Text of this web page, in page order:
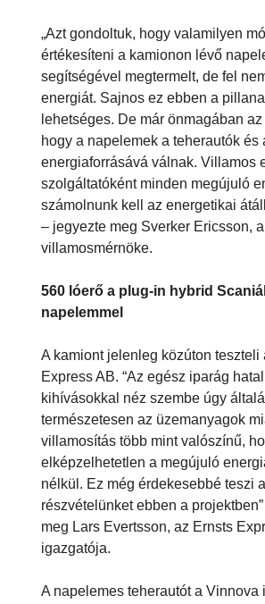
„Azt gondoltuk, hogy valamilyen
értékesíteni a kamionon lévő
segítségével megtermelt, de fel
energiát. Sajnos ez ebben a
lehetséges. De már önmagában
hogy a napelemek a teherautók és
energiaforrásává válnak. Villamos
szolgáltatóként minden megújuló
számolnunk kell az energetikai
– jegyezte meg Sverker Ericsson,
villamosmérnöke.
560 lóerő a plug-in hybrid
napelemmel
A kamiont jelenleg közúton teszteli
Express AB. “Az egész iparág
kihívásokkal néz szembe úgy
természetesen az üzemanyagok
villamosítás több mint valószínű,
elképzelhetetlen a megújuló
nélkül. Ez még érdekesebbé teszi a
részvételünket ebben a
meg Lars Evertsson, az Ernsts
igazgatója.
A napelemes teherautót a Vinnova